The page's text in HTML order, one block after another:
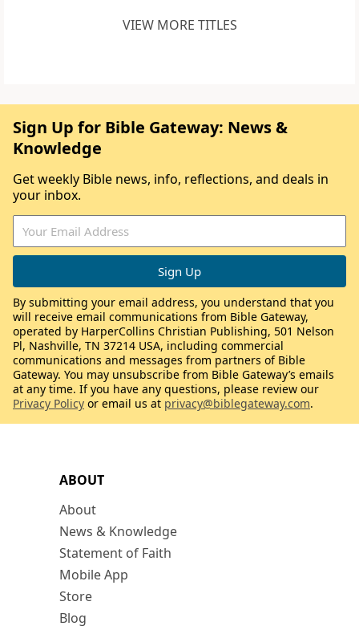
VIEW MORE TITLES
ABOUT
About
News & Knowledge
Statement of Faith
Mobile App
Store
Blog
Sign Up for Bible Gateway: News &
Knowledge
Get weekly Bible news, info, reflections, and deals in
your inbox.
By submitting your email address, you understand that you
will receive email communications from Bible Gateway,
operated by HarperCollins Christian Publishing, 501 Nelson
Pl, Nashville, TN 37214 USA, including commercial
communications and messages from partners of Bible
Gateway. You may unsubscribe from Bible Gateway’s emails
at any time. If you have any questions, please review our
Privacy Policy or email us at privacy@biblegateway.com.